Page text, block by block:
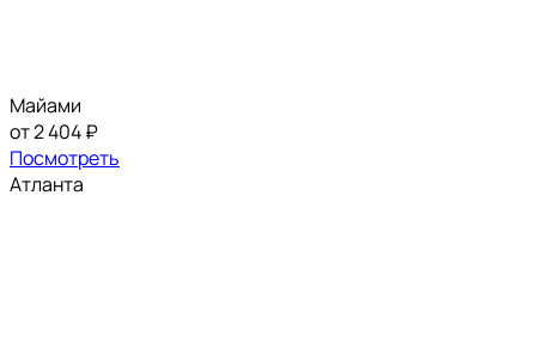
Майами
от 2 404 ₽
Посмотреть
Атланта